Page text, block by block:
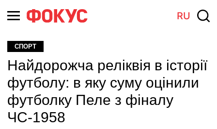
RU
СПОРТ
Найдорожча реліквія в історії
футболу: в яку суму оцінили
футболку Пеле з фіналу
ЧС-1958